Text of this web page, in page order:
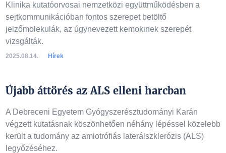
Klinika kutatóorvosai nemzetközi együttműködésben a
sejtkommunikációban fontos szerepet betöltő
jelzőmolekulák, az úgynevezett kemokinek szerepét
vizsgálták.
2025.08.14. Hírek
Újabb áttörés az ALS elleni harcban
A Debreceni Egyetem Gyógyszerésztudományi Karán
végzett kutatásnak köszönhetően néhány lépéssel közelebb
került a tudomány az amiotrófiás laterálszklerózis (ALS)
legyőzéséhez.